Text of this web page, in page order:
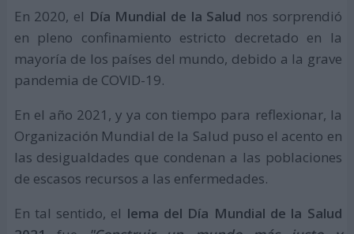
En 2020, el Día Mundial de la Salud nos sorprendió
en pleno confinamiento estricto decretado en la
mayoría de los países del mundo, debido a la grave
pandemia de COVID-19.
En el año 2021, y ya con tiempo para reflexionar, la
Organización Mundial de la Salud puso el acento en
las desigualdades que condenan a las poblaciones
de escasos recursos a las enfermedades.
En tal sentido, el lema del Día Mundial de la Salud